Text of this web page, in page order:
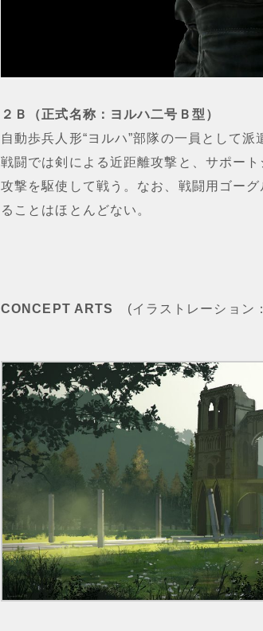
２Ｂ（正式名称：ヨルハ二号Ｂ型）
自動歩兵人形“ヨルハ”部隊の一員として派
戦闘では剣による近距離攻撃と、サポー
攻撃を駆使して戦う。なお、戦闘用ゴー
ることはほとんどない。
CONCEPT ARTS (イラストレーション